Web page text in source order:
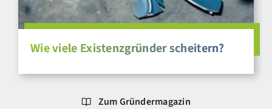
Wie viele Existenzgründer scheitern?
Zum Gründermagazin